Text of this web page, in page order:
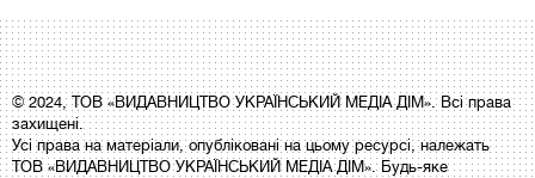
© 2024, ТОВ «ВИДАВНИЦТВО УКРАЇНСЬКИЙ МЕДІА ДІМ». Всі права
захищені.
Усі права на матеріали, опубліковані на цьому ресурсі, належать
ТОВ «ВИДАВНИЦТВО УКРАЇНСЬКИЙ МЕДІА ДІМ». Будь-яке